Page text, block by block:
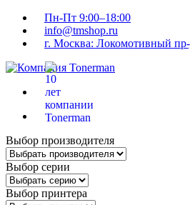
Пн-Пт 9:00–18:00
info@tmshop.ru
г. Москва: Локомотивный пр-
Выбор производителя
Выбор серии
Выбор принтера